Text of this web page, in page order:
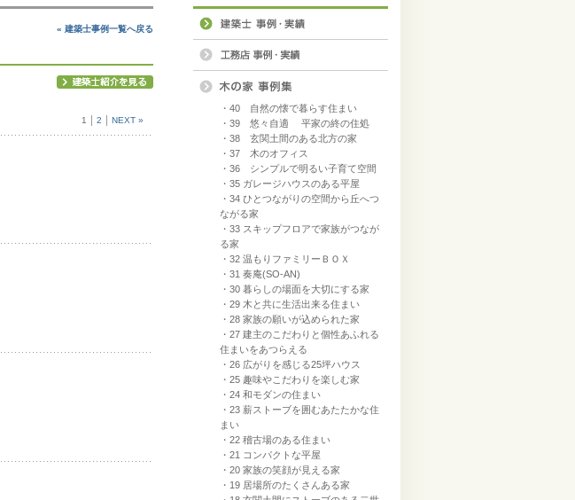
« 建築士事例一覧へ戻る
1 2 NEXT »
・40 自然の懐で暮らす住まい
・39 悠々自適 平家の終の住処
・38 玄関土間のある北方の家
・37 木のオフィス
・36 シンプルで明るい子育て空間
・35 ガレージハウスのある平屋
・34 ひとつながりの空間から丘へつ
ながる家
・33 スキップフロアで家族がつなが
る家
・32 温もりファミリーＢＯＸ
・31 奏庵(SO-AN)
・30 暮らしの場面を大切にする家
・29 木と共に生活出来る住まい
・28 家族の願いが込められた家
・27 建主のこだわりと個性あふれる
住まいをあつらえる
・26 広がりを感じる25坪ハウス
・25 趣味やこだわりを楽しむ家
・24 和モダンの住まい
・23 薪ストーブを囲むあたたかな住
まい
・22 稽古場のある住まい
・21 コンパクトな平屋
・20 家族の笑顔が見える家
・19 居場所のたくさんある家